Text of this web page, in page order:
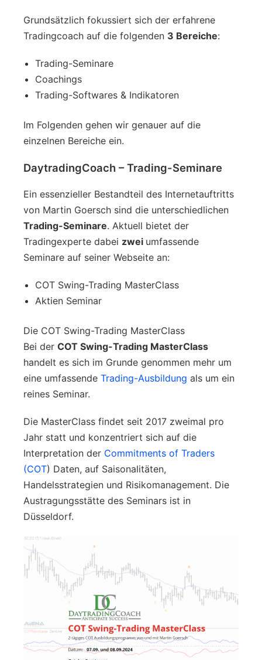
Grundsätzlich fokussiert sich der erfahrene
Tradingcoach auf die folgenden 3 Bereiche:
Trading-Seminare
Coachings
Trading-Softwares & Indikatoren
Im Folgenden gehen wir genauer auf die
einzelnen Bereiche ein.
DaytradingCoach – Trading-Seminare
Ein essenzieller Bestandteil des Internetauftritts
von Martin Goersch sind die unterschiedlichen
Trading-Seminare. Aktuell bietet der
Tradingexperte dabei zwei umfassende
Seminare auf seiner Webseite an:
COT Swing-Trading MasterClass
Aktien Seminar
Die COT Swing-Trading MasterClass
Bei der COT Swing-Trading MasterClass
handelt es sich im Grunde genommen mehr um
eine umfassende Trading-Ausbildung als um ein
reines Seminar.
Die MasterClass findet seit 2017 zweimal pro
Jahr statt und konzentriert sich auf die
Interpretation der Commitments of Traders
(COT) Daten, auf Saisonalitäten,
Handelsstrategien und Risikomanagement. Die
Austragungsstätte des Seminars ist in
Düsseldorf.